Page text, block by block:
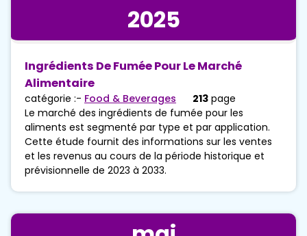
2025
Ingrédients De Fumée Pour Le Marché
Alimentaire
catégorie :- Food & Beverages 213 page
Le marché des ingrédients de fumée pour les
aliments est segmenté par type et par application.
Cette étude fournit des informations sur les ventes
et les revenus au cours de la période historique et
prévisionnelle de 2023 à 2033.